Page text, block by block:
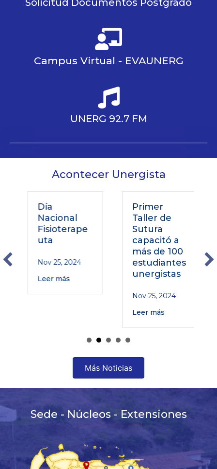
Campus Virtual - EVAUNERG
UNERG 92.7 FM
Acontecer Unergista
Día
Nacional
Fisioterape
uta
Nov 25, 2024
Leer más
Primer
Taller de
Sutura
capacitó a
más de 100
estudiantes
unergistas
Nov 25, 2024
Leer más
Más Noticias
Sede - Núcleos - Extensiones